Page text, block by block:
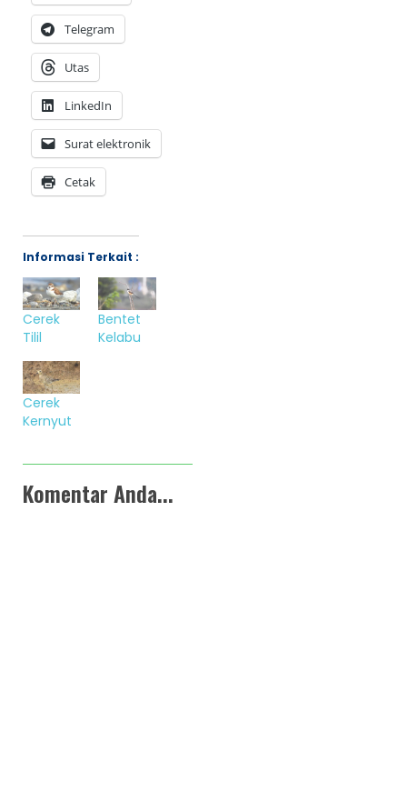
Telegram
Utas
LinkedIn
Surat elektronik
Cetak
Informasi Terkait :
Cerek
Tilil
Bentet
Kelabu
Cerek
Kernyut
Komentar Anda...